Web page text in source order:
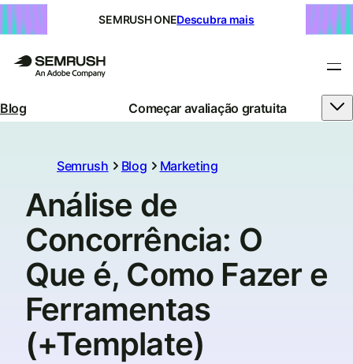
SEMRUSH ONEDescubra mais
Blog Começar avaliação gratuita
Semrush Blog Marketing
Análise de
Concorrência: O
Que é, Como Fazer e
Ferramentas
(+Template)